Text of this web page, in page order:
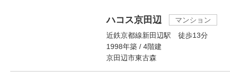
ハコス京田辺
マンション
近鉄京都線新田辺駅 徒歩13分
1998年築 / 4階建
京田辺市東古森